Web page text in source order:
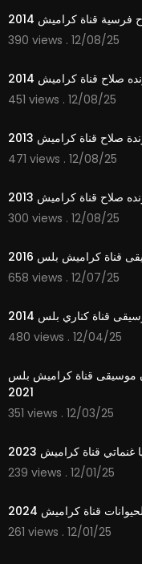
قناة كراميش 2014
390 views . 12/08/25
صلاح قناة كراميش 2014
451 views . 12/08/25
صلاح قناة كراميش 2013
471 views . 12/08/25
صلاح قناة كراميش 2013
300 views . 12/08/25
قناة كراميش بلس 2016
658 views . 12/07/25
قناة كناري بلس 2014
480 views . 12/04/25
موسيقى قناة كراميش بلس
2021
351 views . 12/03/25
غنماتي قناة كراميش 2023
239 views . 12/01/25
قناة كراميش 2024
261 views . 12/01/25